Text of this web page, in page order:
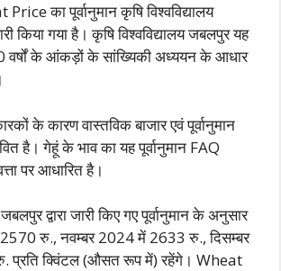
का पूर्वानुमान कृषि विश्वविद्यालय
किया गया है। कृषि विश्वविद्यालय जबलपुर यह
वर्षों के आंकड़ों के सांख्यिकी अध्ययन के आधार
के कारण वास्तविक बाजार एवं पूर्वानुमान
है। गेहूं के भाव का यह पूर्वानुमान FAQ
पर आधारित है।
द्वारा जारी किए गए पूर्वानुमान के अनुसार
रु., नवम्बर 2024 में 2633 रु., दिसम्बर
प्रति क्विंटल (औसत रूप में) रहेंगे। Wheat